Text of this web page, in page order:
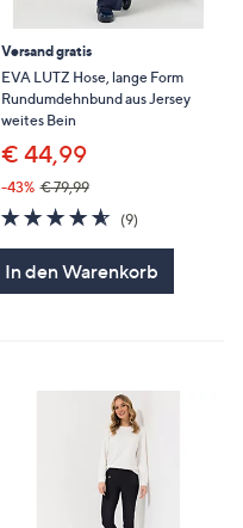
Versand gratis
EVA LUTZ Hose, lange Form
Rundumdehnbund aus Jersey
weites Bein
€ 44,99
-43% € 79,99
4.6
von
(9)9
In den Warenkorb